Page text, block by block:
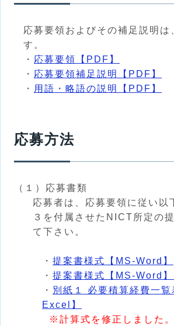
応募要領およびその補足説明は
す。
・ 応募要領【PDF】
・ 応募要領補足説明【PDF】
・ 用語・略語の説明【PDF】
応募方法
（１）応募書類
応募者は、応募要領に従い以
３を付属させたNICT所定の
て下さい。
・ 提案書様式【MS-Word】
・ 提案書様式【MS-Word】
・ 別紙１ 必要積算経費一
Excel】
※計算式を修正しました。